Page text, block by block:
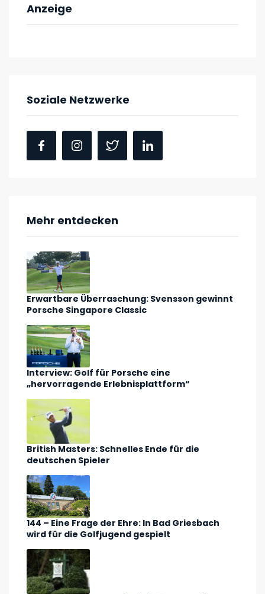
Anzeige
Soziale Netzwerke
Mehr entdecken
Erwartbare Überraschung: Svensson gewinnt
Porsche Singapore Classic
Interview: Golf für Porsche eine
„hervorragende Erlebnisplattform“
British Masters: Schnelles Ende für die
deutschen Spieler
144 – Eine Frage der Ehre: In Bad Griesbach
wird für die Golfjugend gespielt